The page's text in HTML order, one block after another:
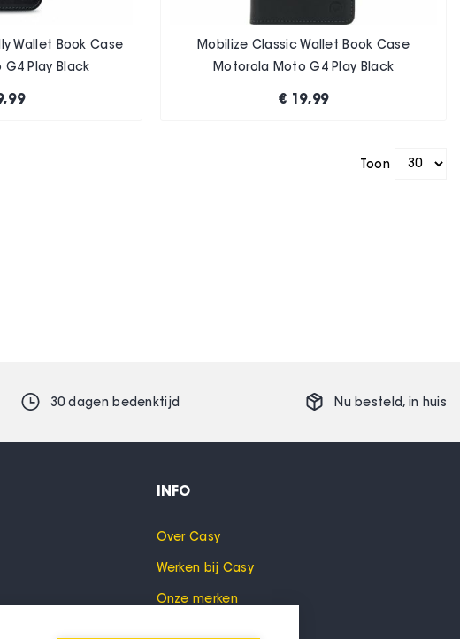
Wallet Book Case
Play Black
Mobilize Classic Wallet Book Case
Motorola Moto G4 Play Black
€ 19,99
Toon
30 dagen bedenktijd Nu besteld, in huis
INFO
Over Casy
Werken bij Casy
Onze merken